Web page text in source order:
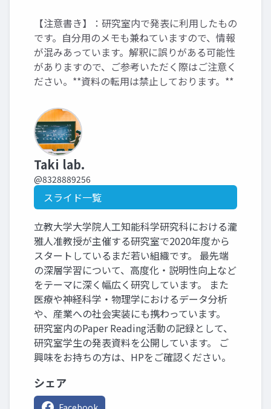
【注意書き】：研究室内で発表に利用したもの
です。自分用のメモも兼ねていますので、情報
が混みあっています。解釈に誤りがある可能性
がありますので、ご参考いただく際はご注意く
ださい。**資料の転用は禁止しております。**
Taki lab.
@8328889256
スライド一覧
立教大学大学院人工知能科学研究科における瀧
雅人准教授が主催する研究室で2020年度から
スタートしているまだ若い組織です。 最先端
の深層学習について、高度化・説明性向上など
をテーマに深く幅広く研究しています。 また
医療や神経科学・物理学におけるデータ分析
や、産業への社会実装にも携わっています。
研究室内のPaper Reading活動の記録として、
研究室学生の発表資料を公開しています。 ご
興味をお持ちの方は、HPをご確認ください。
シェア